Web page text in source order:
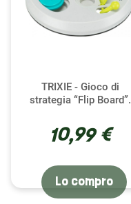
TRIXIE - Gioco di
strategia “Flip Board”.
10,99 €
Lo compro